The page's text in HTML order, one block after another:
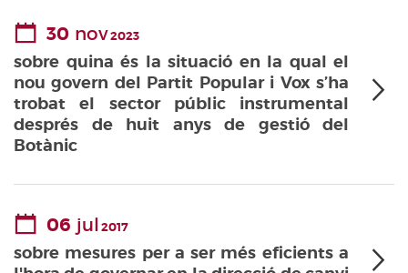
30 nov2023
sobre quina és la situació en la qual el
nou govern del Partit Popular i Vox s’ha
trobat el sector públic instrumental
després de huit anys de gestió del
Botànic
06 jul2017
sobre mesures per a ser més eficients a